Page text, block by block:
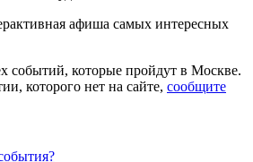
афиша самых интересных
событий, которые пройдут в Москве.
которого нет на сайте, сообщите